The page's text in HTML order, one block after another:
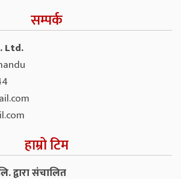
सम्पर्क
Ltd.
हाम्रो टिम
द्वारा संचालित